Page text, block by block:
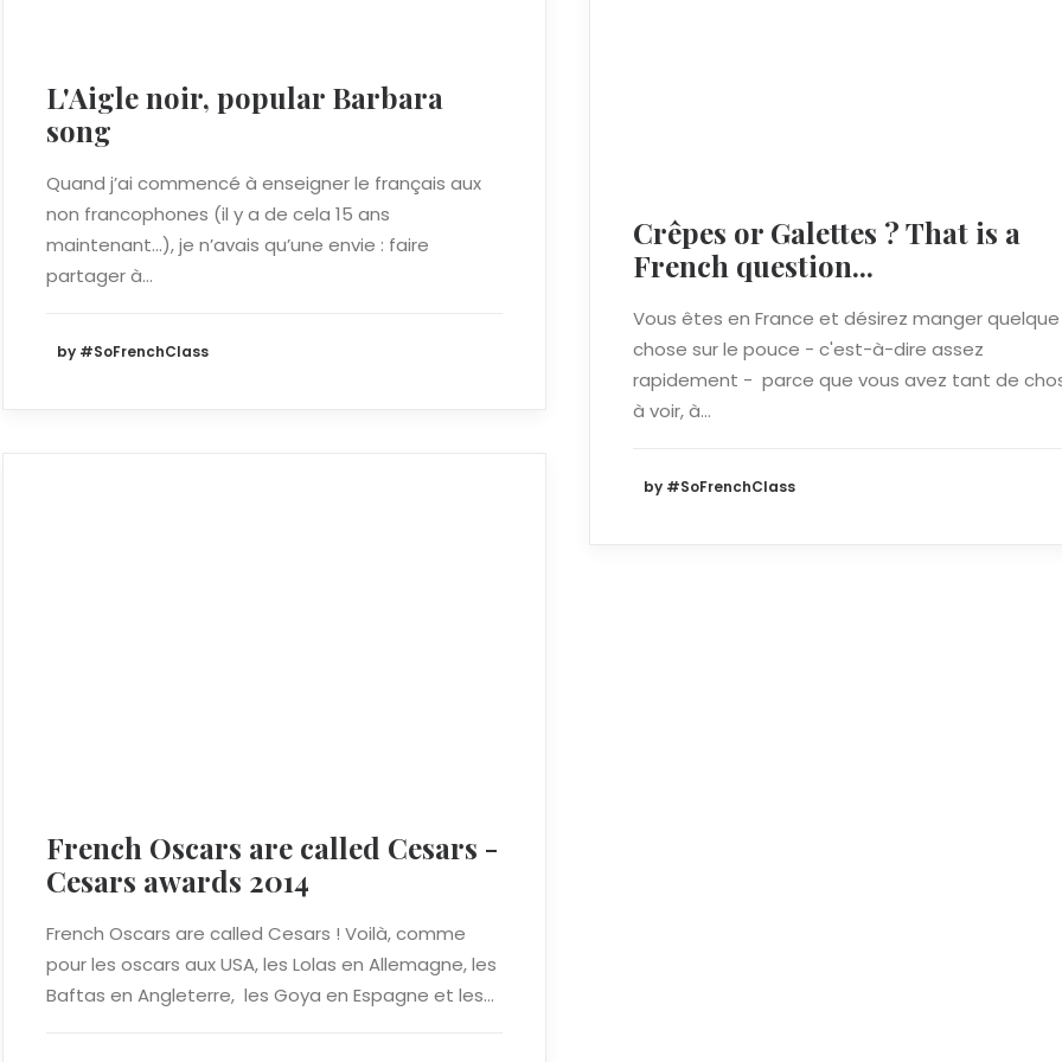
L'Aigle noir, popular Barbara
song
Quand j’ai commencé à enseigner le français aux
non francophones (il y a de cela 15 ans
maintenant...), je n’avais qu’une envie : faire
partager à…
by #SoFrenchClass
Crêpes or Galettes ? That is a
French question...
Vous êtes en France et désirez manger quelque
chose sur le pouce - c'est-à-dire assez
rapidement - parce que vous avez tant de
à voir, à…
by #SoFrenchClass
French Oscars are called Cesars -
Cesars awards 2014
French Oscars are called Cesars ! Voilà, comme
pour les oscars aux USA, les Lolas en Allemagne, les
Baftas en Angleterre, les Goya en Espagne et les…